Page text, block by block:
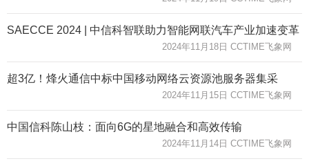
SAECCE 2024 | 中信科智联助力智能网联汽车产业加速变革
2024年11月18日 CCTIME飞象网
超3亿！烽火通信中标中国移动网络云资源池服务器集采
2024年11月15日 CCTIME飞象网
中国信科陈山枝：面向6G的星地融合和高效传输
2024年11月14日 CCTIME飞象网